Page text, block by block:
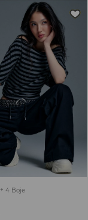
+ 4 Boje